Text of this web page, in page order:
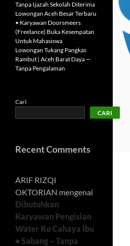
Tanpa Ijazah Sekolah Diterima
Lowongan Aceh Besar Terbaru
• Karyawan Doorsmeers
(Freelance) Buka Kesempatan
Untuk Mahasiswa
Lowongan Tukang Pangkas
Rambut | Aceh Barat Daya —
Tanpa Pengalaman
Cari
CARI
Recent Comments
ARIF RIZQI
OKTORIAN mengenai
Dibutuhkan
Karyawan Pengisian
Water Ro Cahaya Ibu
• Sabang – Tanpa